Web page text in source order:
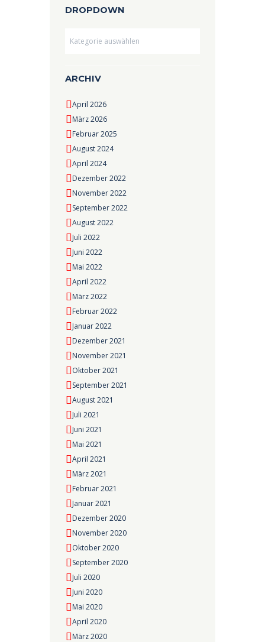
DROPDOWN
ARCHIV
April 2026
März 2026
Februar 2025
August 2024
April 2024
Dezember 2022
November 2022
September 2022
August 2022
Juli 2022
Juni 2022
Mai 2022
April 2022
März 2022
Februar 2022
Januar 2022
Dezember 2021
November 2021
Oktober 2021
September 2021
August 2021
Juli 2021
Juni 2021
Mai 2021
April 2021
März 2021
Februar 2021
Januar 2021
Dezember 2020
November 2020
Oktober 2020
September 2020
Juli 2020
Juni 2020
Mai 2020
April 2020
März 2020